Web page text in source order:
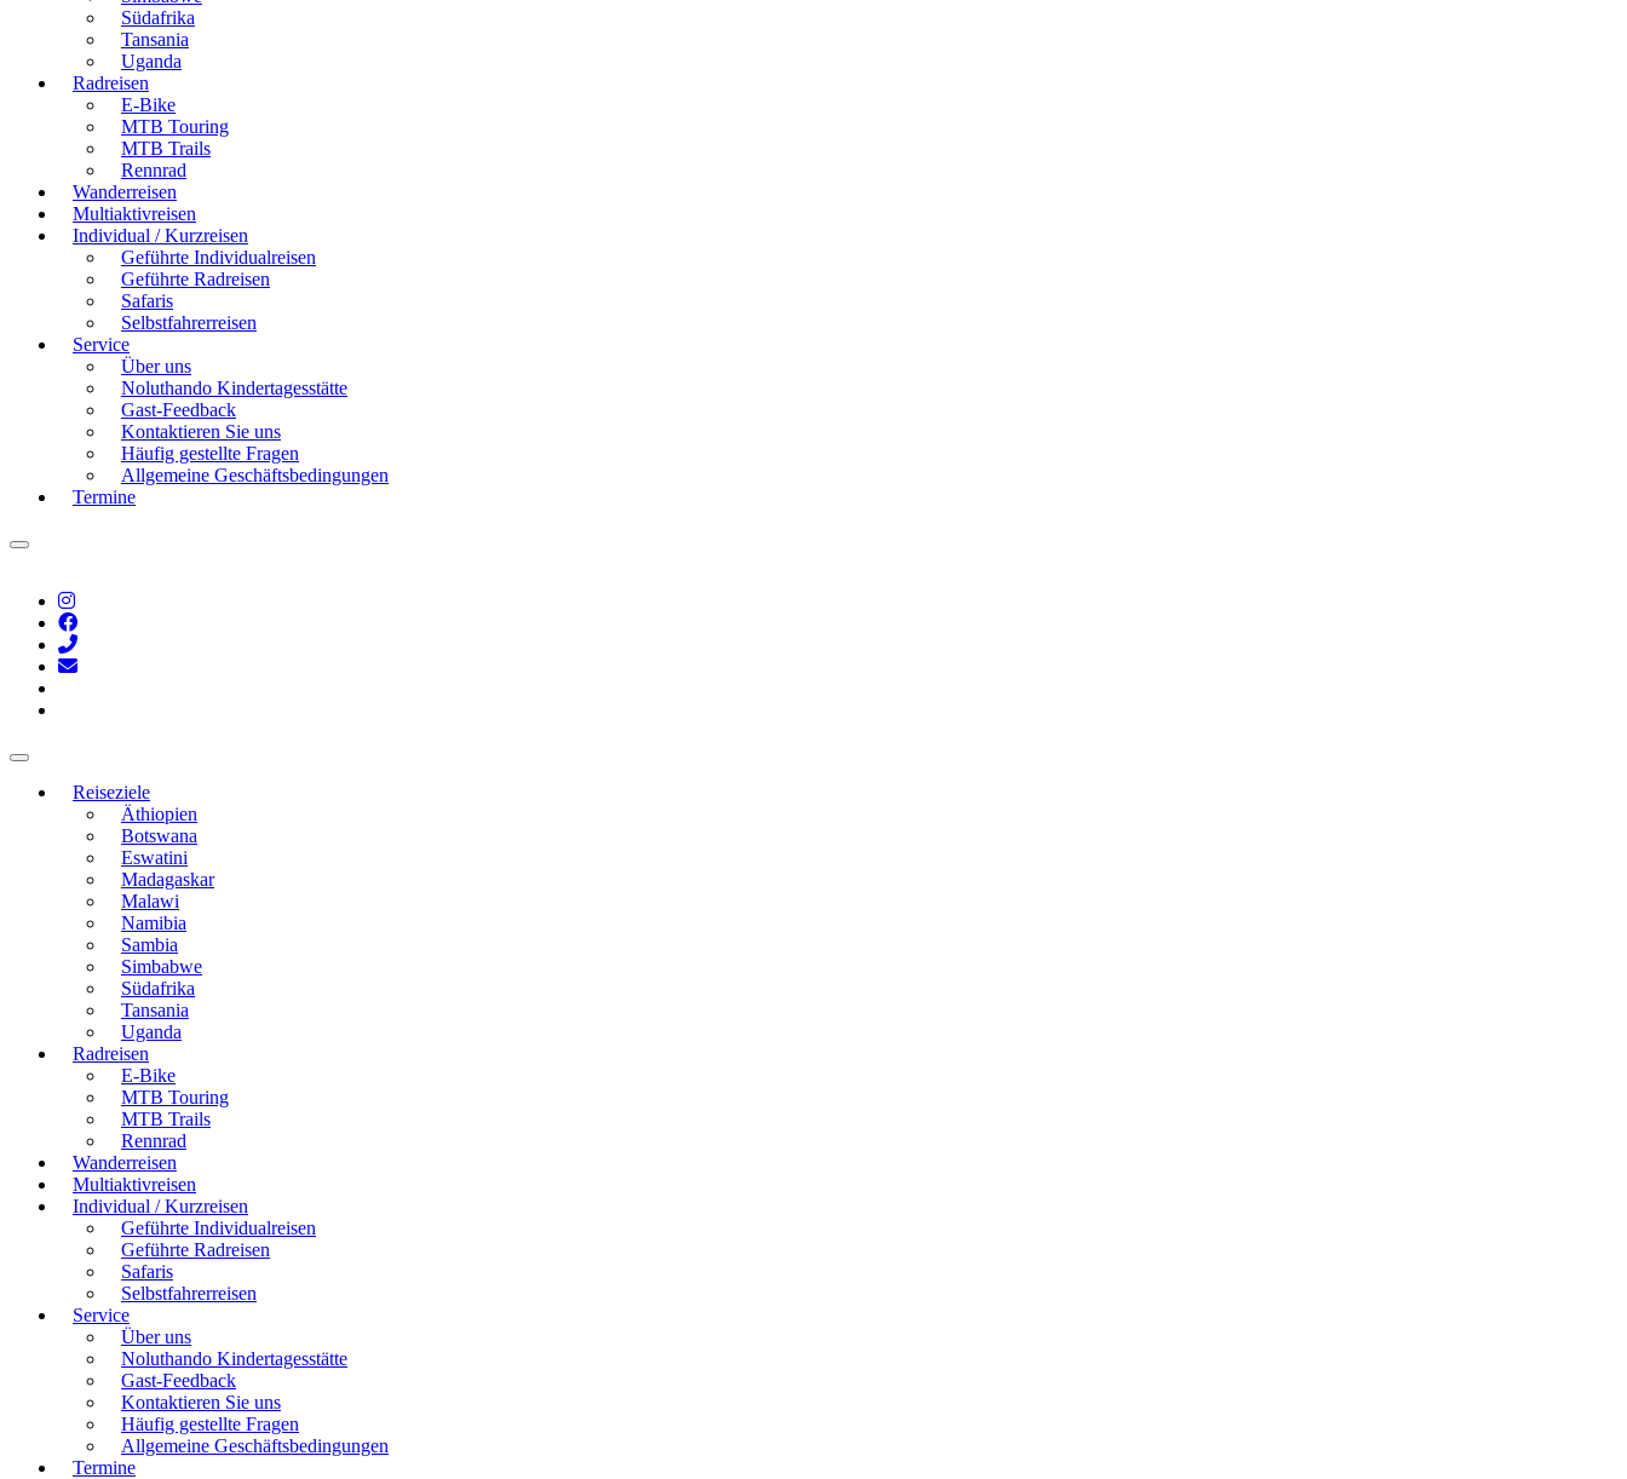
Südafrika
Tansania
Uganda
Radreisen
E-Bike
MTB Touring
MTB Trails
Rennrad
Wanderreisen
Multiaktivreisen
Individual / Kurzreisen
Geführte Individualreisen
Geführte Radreisen
Safaris
Selbstfahrerreisen
Service
Über uns
Noluthando Kindertagesstätte
Gast-Feedback
Kontaktieren Sie uns
Häufig gestellte Fragen
Allgemeine Geschäftsbedingungen
Termine
Reiseziele
Äthiopien
Botswana
Eswatini
Madagaskar
Malawi
Namibia
Sambia
Simbabwe
Südafrika
Tansania
Uganda
Radreisen
E-Bike
MTB Touring
MTB Trails
Rennrad
Wanderreisen
Multiaktivreisen
Individual / Kurzreisen
Geführte Individualreisen
Geführte Radreisen
Safaris
Selbstfahrerreisen
Service
Über uns
Noluthando Kindertagesstätte
Gast-Feedback
Kontaktieren Sie uns
Häufig gestellte Fragen
Allgemeine Geschäftsbedingungen
Termine